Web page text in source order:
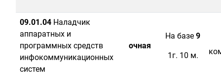
09.01.04 Наладчик
аппаратных и
программных средств
инфокоммуникационных
систем
очная
На базе 9
1г. 10 м.